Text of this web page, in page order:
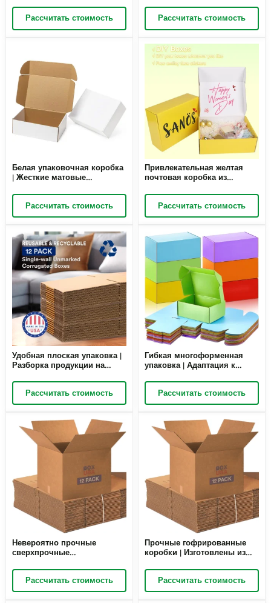
для ювелирных изделий –
Richpack
Рассчитать стоимость
ювелирных изделий –
Richpack
Рассчитать стоимость
Белая упаковочная коробка
| Жесткие матовые
ювелирных изделий –
Richpack
Рассчитать стоимость
Привлекательная желтая
почтовая коробка из
надежной доставки посылок
Рассчитать стоимость
Удобная плоская упаковка |
Разборка продукции на
упрощения логистики
Рассчитать стоимость
Гибкая многоформенная
упаковка | Адаптация к
потенциала продукта
Рассчитать стоимость
Невероятно прочные
сверхпрочные
Созданы для тяжелых
грузовРассчитать стоимость
Прочные гофрированные
коробки | Изготовлены из
Отличаются
исключительной
прочностью
Рассчитать стоимость